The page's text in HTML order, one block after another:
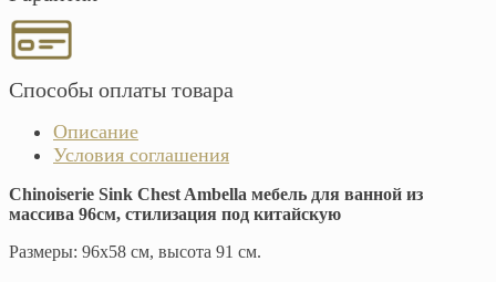
Способы оплаты товара
Описание
Условия соглашения
Chinoiserie Sink Chest Ambella мебель для ванной из
массива 96см, стилизация под китайскую
Размеры: 96х58 см, высота 91 см.